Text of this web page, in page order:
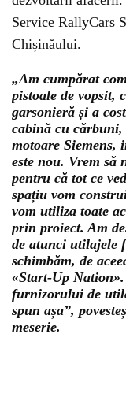
Service RallyCars
Chișinăului.
„Am cumpărat
pistoale de vopsit,
garsonieră și a
cabină cu cărbuni,
motoare Siemens,
este nou. Vrem să
pentru că tot ce
spațiu vom
vom utiliza toate
prin proiect. Am
de atunci utilajele
schimbăm, de
«Start-Up
furnizorului de
spun așa”,
meserie.